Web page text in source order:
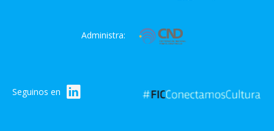
Administra:
Seguinos en